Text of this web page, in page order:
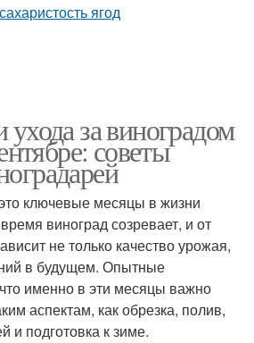
за виноградом
советы
ключевые месяцы в жизни
виноград созревает, и от
не только качество урожая,
в будущем. Опытные
именно в эти месяцы важно
аспектам, как обрезка, полив,
и подготовка к зиме.